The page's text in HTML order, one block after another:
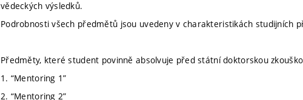
vědeckých výsledků.
Podrobnosti všech předmětů jsou uvedeny v charakteristikách studijních
Předměty, které student povinně absolvuje před státní doktorskou
1. “Mentoring 1”
2. “Mentoring 2”